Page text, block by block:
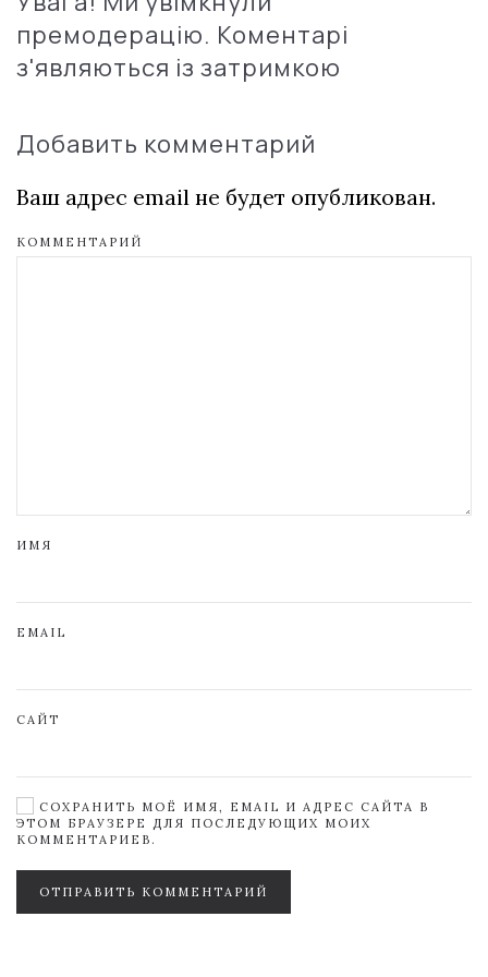
премодерацію. Коментарі
з'являються із затримкою
Добавить комментарий
Ваш адрес email не будет опубликован.
КОММЕНТАРИЙ
ИМЯ
EMAIL
САЙТ
СОХРАНИТЬ МОЁ ИМЯ, EMAIL И АДРЕС САЙТА В
ЭТОМ БРАУЗЕРЕ ДЛЯ ПОСЛЕДУЮЩИХ МОИХ
КОММЕНТАРИЕВ.
ОТПРАВИТЬ КОММЕНТАРИЙ